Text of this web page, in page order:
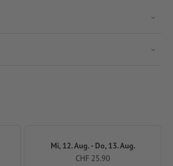
Mi, 12. Aug. - Do, 13. Aug.
CHF 25.90